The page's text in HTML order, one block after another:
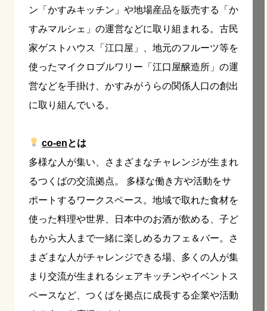
ン「かすみキッチン」や地場産品を販売する「か
すみマルシェ」の運営などに取り組まれる。古民
家ゲストハウス「江口屋」、地元のフルーツ等を
使ったマイクロブルワリー「江口屋醸造所」の運
営などを手掛け、かすみがうらの関係人口の創出
に取り組んでいる。
co-enとは
多様な人が集い、さまざまなチャレンジが生まれ
るつくばの交流拠点。 多様な働き方や活動をサ
ポートするワークスペース。地域で取れた食材を
使った料理や世界、日本中のお酒が飲める、子ど
もから大人まで一緒に楽しめるカフェ＆バー。さ
まざまな人がチャレンジできる場、多くの人が集
まり交流が生まれるシェアキッチンやイベントス
ペースなど、つくばを拠点に成長する企業や活動